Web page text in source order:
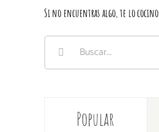
Si no encuentras algo, te lo cocino
Buscar:
Popular